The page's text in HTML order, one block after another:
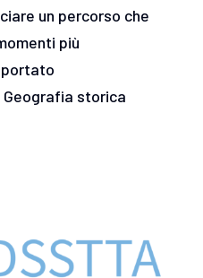
un percorso che
più
Geografia storica